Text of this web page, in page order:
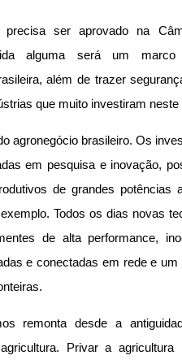
ser aprovado na
alguma será um
além de trazer
que muito investiram neste
agronegócio brasileiro. Os
em pesquisa e inovação,
de grandes potências
Todos os dias novas
de alta performance,
e conectadas em rede e um
remonta desde a
Privar a agricultura